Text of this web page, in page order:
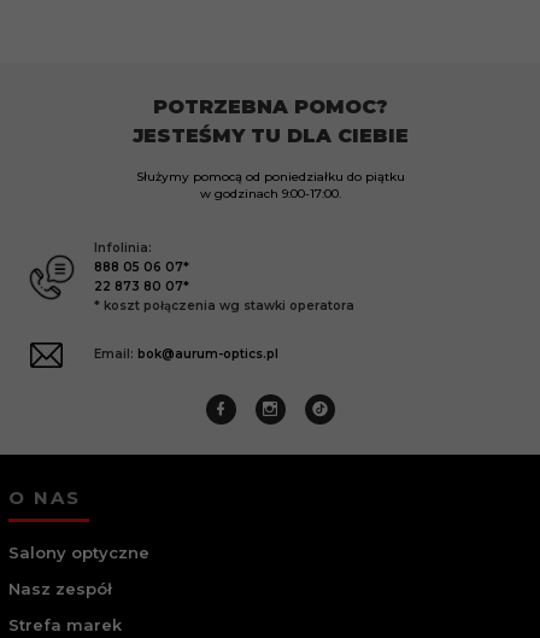
POTRZEBNA POMOC?
JESTEŚMY TU DLA CIEBIE
Służymy pomocą od poniedziałku do piątku
w godzinach 9:00-17:00.
Infolinia:
888 05 06 07*
22 873 80 07*
* koszt połączenia wg stawki operatora
Email: bok@aurum-optics.pl
O NAS
Salony optyczne
Nasz zespół
Strefa marek